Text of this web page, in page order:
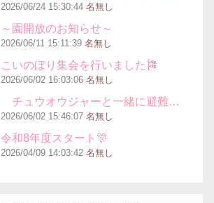
2026/06/24 15:30:44 名無し
～園開放のお知らせ～
2026/06/11 15:11:39 名無し
こいのぼり集会を行いました🎏
2026/06/02 16:03:06 名無し
チュウオウジャーと一緒に避難…
2026/06/02 15:46:07 名無し
令和8年度スタート🎊
2026/04/09 14:03:42 名無し